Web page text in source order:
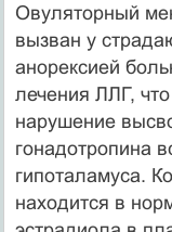
Овуляторный
вызван у
анорексией
лечения ЛЛГ,
нарушение
гонадотропина
гипоталамуса.
находится в